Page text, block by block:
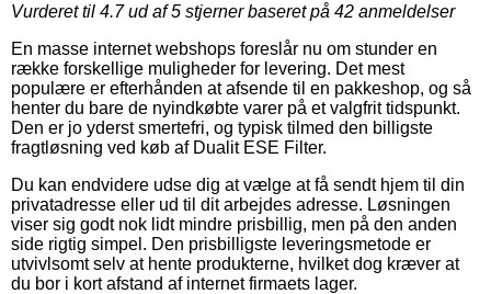
Vurderet til 4.7ud af 5 stjerner baseret på 42 anmeldelser
En masse internet webshops foreslår nu om stunder en
række forskellige muligheder for levering. Det mest
populære er efterhånden at afsende til en pakkeshop, og så
henter du bare de nyindkøbte varer på et valgfrit tidspunkt.
Den er jo yderst smertefri, og typisk tilmed den billigste
fragtløsning ved køb af Dualit ESE Filter.
Du kan endvidere udse dig at vælge at få sendt hjem til din
privatadresse eller ud til dit arbejdes adresse. Løsningen
viser sig godt nok lidt mindre prisbillig, men på den anden
side rigtig simpel. Den prisbilligste leveringsmetode er
utvivlsomt selv at hente produkterne, hvilket dog kræver at
du bor i kort afstand af internet firmaets lager.